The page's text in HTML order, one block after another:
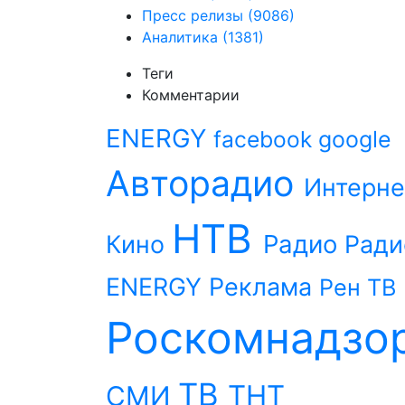
Пресс релизы (9086)
Аналитика (1381)
Теги
Комментарии
ENERGY facebook google
Авторадио
Кино НТВ Радио
ENERGY Реклама Рен ТВ
СМИ ТВ ТНТ